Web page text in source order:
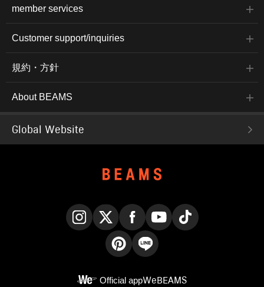
member services
Customer support/inquiries
規約・方針
About BEAMS
Global Website
Official appWeBEAMS